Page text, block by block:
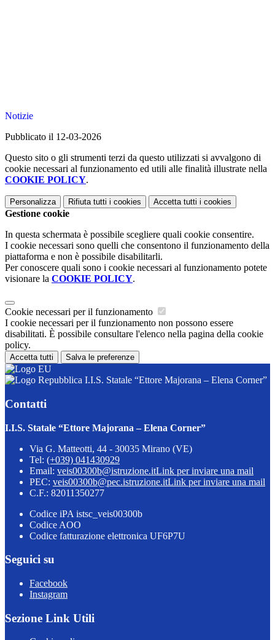
Notizie
Pubblicato il 12-03-2026
Questo sito o gli strumenti terzi da questo utilizzati si avvalgono di
cookie necessari al funzionamento ed utili alle finalità illustrate nella
COOKIE POLICY.
Personalizza Rifiuta tutti i cookies Accetta tutti i cookies
Gestione cookie
In questa schermata è possibile scegliere quali cookie consentire.
I cookie necessari sono quelli che consentono il funzionamento della
piattaforma e non è possibile disabilitarli.
Per conoscere quali sono i cookie necessari al funzionamento potete
visionare la COOKIE POLICY.
Cookie necessari per il funzionamento
I cookie necessari per il funzionamento non possono essere
disabilitati. È possibile consultare l'elenco nella pagina della cookie
policy.
Accetta tutti Salva le preferenze
I.I.S. Statale “Ettore Majorana – Elena Corner”
Contatti
I.I.S. Statale “Ettore Majorana – Elena Corner”
Via G. Matteotti, 44 - 30035 Mirano (VE)
Tel: (+039) 041430929
Email: veis00300b@istruzione.itLink per inviare una mail
PEC: veis00300b@pec.istruzione.itLink per inviare una mail
C.F.: 82011350277
Codice iPA istsc_veis00300b
Codice AOO
Codice fatturazione elettronica UF6P7U
Seguici su
Facebook
Instagram
Sezione Link Utili